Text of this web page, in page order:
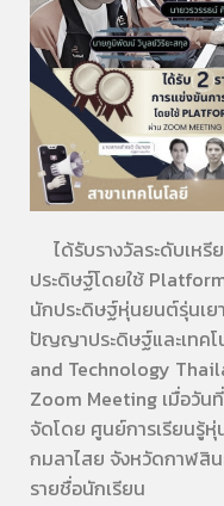
ได้รับรางวัลระดับเห
ประดิษฐ์โดยใช้
นักประดิษฐ์หุ่นยนต์รุ่นเ
ปัญญาประดิษฐ์และเทค
and Technology
Zoom Meeting เมื่อวัน
จัดโดย ศูนย์การเรียนรู้
กมลาไสย จังหวัดกาฬสิ
รายชื่อนักเรียน